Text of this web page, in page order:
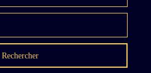
Rechercher